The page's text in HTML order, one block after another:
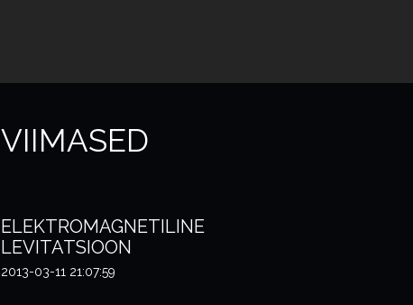
VIIMASED
ELEKTROMAGNETILINE
LEVITATSIOON
2013-03-11 21:07:59